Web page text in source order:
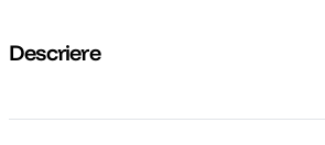
Descriere